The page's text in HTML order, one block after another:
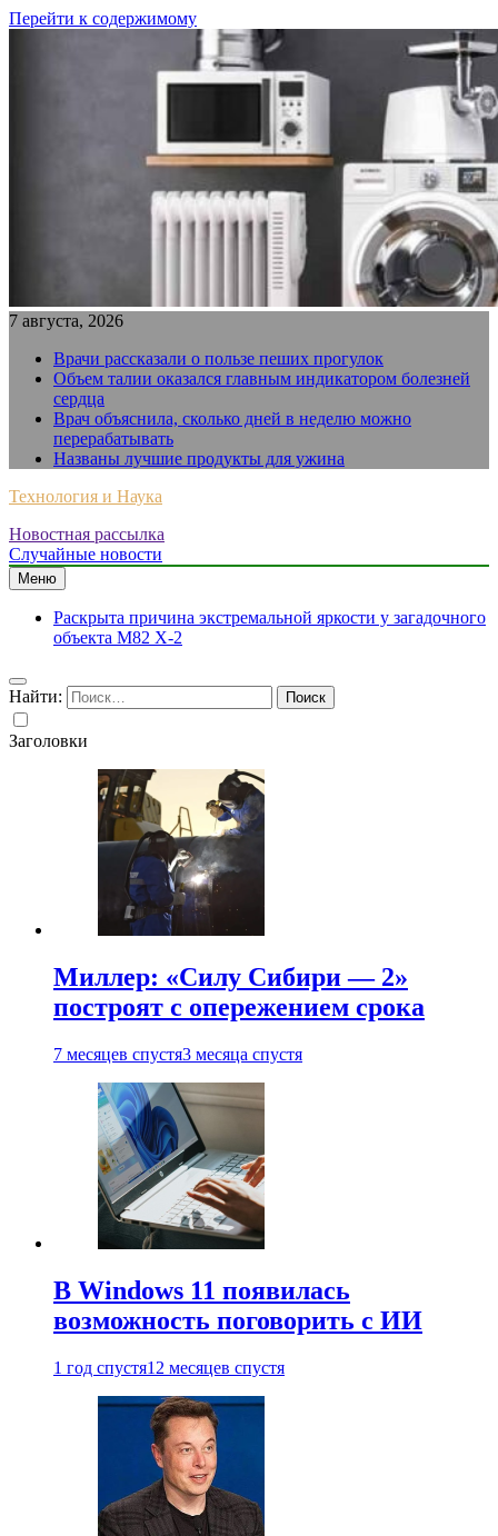
Перейти к содержимому
7 августа, 2026
Врачи рассказали о пользе пеших прогулок
Объем талии оказался главным индикатором болезней
сердца
Врач объяснила, сколько дней в неделю можно
перерабатывать
Названы лучшие продукты для ужина
Технология и Наука
Новостная рассылка
Случайные новости
Меню
Раскрыта причина экстремальной яркости у загадочного
объекта M82 X-2
Найти:
Заголовки
Миллер: «Силу Сибири — 2»
построят с опережением срока
7 месяцев спустя3 месяца спустя
В Windows 11 появилась
возможность поговорить с ИИ
1 год спустя12 месяцев спустя